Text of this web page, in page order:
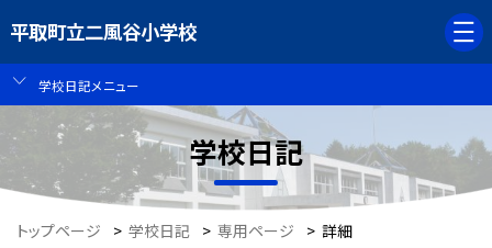
平取町立二風谷小学校
学校日記メニュー
学校日記
トップページ > 学校日記 > 専用ページ > 詳細